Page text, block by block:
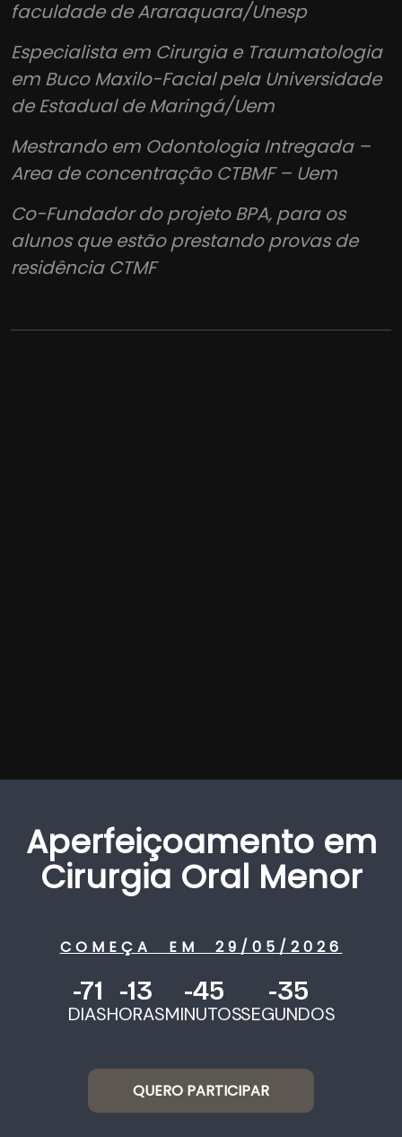
faculdade de Araraquara/Unesp
Especialista em Cirurgia e Traumatologia
em Buco Maxilo-Facial pela Universidade
de Estadual de Maringá/Uem
Mestrando em Odontologia Intregada –
Area de concentração CTBMF – Uem
Co-Fundador do projeto BPA, para os
alunos que estão prestando provas de
residência CTMF
Aperfeiçoamento em
Cirurgia Oral Menor
COMEÇA EM 29/05/2026
-71
DIAS
-13
HORAS
-45
MINUTOS
-35
SEGUNDOS
QUERO PARTICIPAR